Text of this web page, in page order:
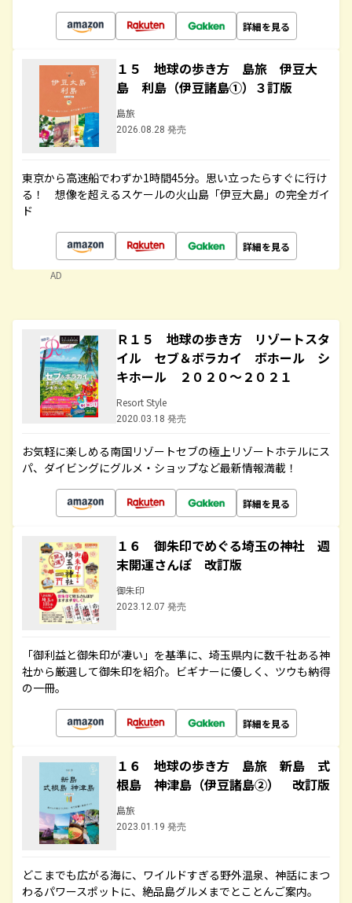
詳細を見る
１５ 地球の歩き方 島旅 伊豆大
島 利島（伊豆諸島①）３訂版
島旅
2026.08.28 発売
東京から高速船でわずか1時間45分。思い立ったらすぐに行け
る！ 想像を超えるスケールの火山島「伊豆大島」の完全ガイ
ド
詳細を見る
AD
Ｒ１５ 地球の歩き方 リゾートスタ
イル セブ＆ボラカイ ボホール シ
キホール ２０２０～２０２１
Resort Style
2020.03.18 発売
お気軽に楽しめる南国リゾートセブの極上リゾートホテルにス
パ、ダイビングにグルメ・ショップなど最新情報満載！
詳細を見る
１６ 御朱印でめぐる埼玉の神社 週
末開運さんぽ 改訂版
御朱印
2023.12.07 発売
「御利益と御朱印が凄い」を基準に、埼玉県内に数千社ある神
社から厳選して御朱印を紹介。ビギナーに優しく、ツウも納得
の一冊。
詳細を見る
１６ 地球の歩き方 島旅 新島 式
根島 神津島（伊豆諸島②） 改訂版
島旅
2023.01.19 発売
どこまでも広がる海に、ワイルドすぎる野外温泉、神話にまつ
わるパワースポットに、絶品島グルメまでとことんご案内。